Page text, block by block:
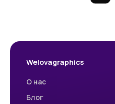
Welovagraphics
О нас
Блог